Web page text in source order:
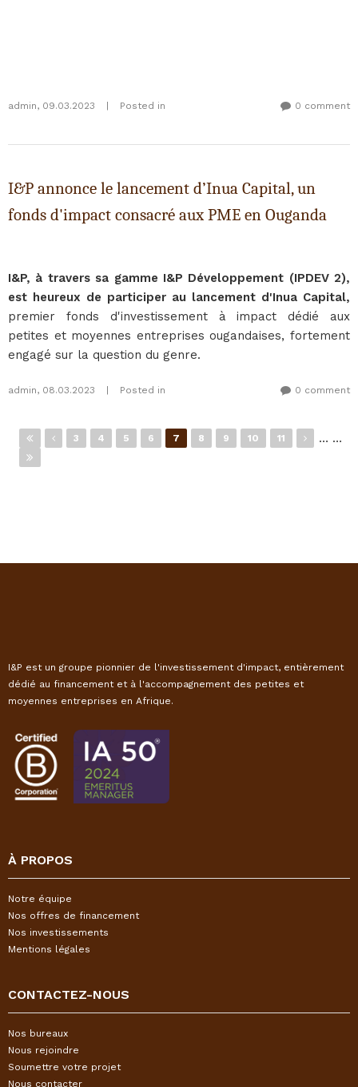
admin, 09.03.2023 Posted in 0 comment
I&P annonce le lancement d’Inua Capital, un
fonds d'impact consacré aux PME en Ouganda
I&P, à travers sa gamme I&P Développement (IPDEV 2),
est heureux de participer au lancement d'Inua Capital,
premier fonds d'investissement à impact dédié aux
petites et moyennes entreprises ougandaises, fortement
engagé sur la question du genre.
admin, 08.03.2023 Posted in 0 comment
Pages …
3 4 5 6 7 8 9 10 11 …
I&P est un groupe pionnier de l'investissement d'impact, entièrement
dédié au financement et à l'accompagnement des petites et
moyennes entreprises en Afrique.
À PROPOS
Notre équipe
Nos offres de financement
Nos investissements
Mentions légales
CONTACTEZ-NOUS
Nos bureaux
Nous rejoindre
Soumettre votre projet
Nous contacter